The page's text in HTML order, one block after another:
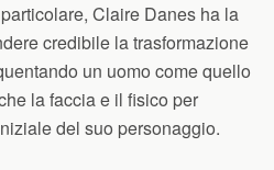
Claire Danes ha la
credibile la trasformazione
un uomo come quello
la faccia e il fisico per
del suo personaggio.